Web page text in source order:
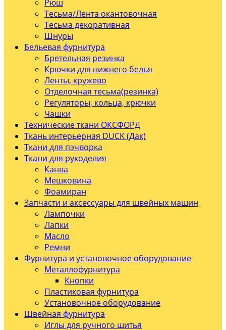
Рюш
Тесьма/Лента окантовочная
Тесьма декоративная
Шнуры
Бельевая фурнитура
Бретельная резинка
Крючки для нижнего белья
Ленты, кружево
Отделочная тесьма(резинка)
Регуляторы, кольца, крючки
Чашки
Технические ткани ОКСФОРД
Ткань интерьерная DUCK (Дак)
Ткани для пэчворка
Ткани для рукоделия
Канва
Мешковина
Фоамиран
Запчасти и аксессуары для швейных машин
Лампочки
Лапки
Масло
Ремни
Фурнитура и установочное оборудование
Металлофурнитура
Кнопки
Пластиковая фурнитура
Установочное оборудование
Швейная фурнитура
Иглы для ручного шитья